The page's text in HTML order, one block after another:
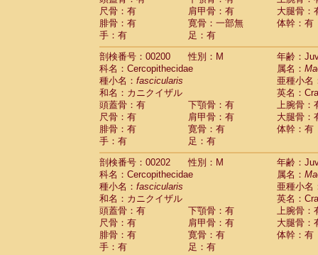
尺骨：有
肩甲骨：有
大腿骨：
腓骨：有
寛骨：一部無
体幹：有
手：有
足：有
剖検番号：00200
性別：M
年齢：
科名：Cercopithecidae
属名：
種小名： fascicularis
亜種小名
和名：カニクイザル
英名：
頭蓋骨：有
下顎骨：有
上腕骨：
尺骨：有
肩甲骨：有
大腿骨：
腓骨：有
寛骨：有
体幹：有
手：有
足：有
剖検番号：00202
性別：M
年齢：
科名：Cercopithecidae
属名：
種小名： fascicularis
亜種小名
和名：カニクイザル
英名：
頭蓋骨：有
下顎骨：有
上腕骨：
尺骨：有
肩甲骨：有
大腿骨：
腓骨：有
寛骨：有
体幹：有
手：有
足：有